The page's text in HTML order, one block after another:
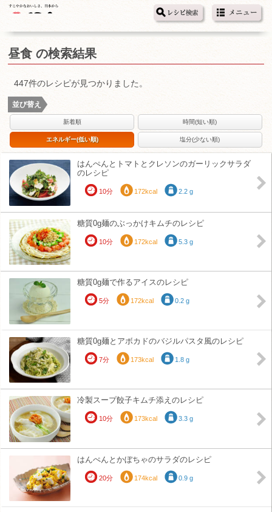
昼食 の検索結果
447件のレシピが見つかりました。
並び替え
新着順 時間(短い順)
エネルギー(低い順) 塩分(少ない順)
はんぺんとトマトとクレソンのガーリックサラダ
のレシピ
10分 172kcal 2.2 g
糖質0g麺のぶっかけキムチのレシピ
10分 172kcal 5.3 g
糖質0g麺で作るアイスのレシピ
5分 172kcal 0.2 g
糖質0g麺とアボカドのバジルパスタ風のレシピ
7分 173kcal 1.8 g
冷製スープ餃子キムチ添えのレシピ
10分 173kcal 3.3 g
はんぺんとかぼちゃのサラダのレシピ
20分 174kcal 0.9 g